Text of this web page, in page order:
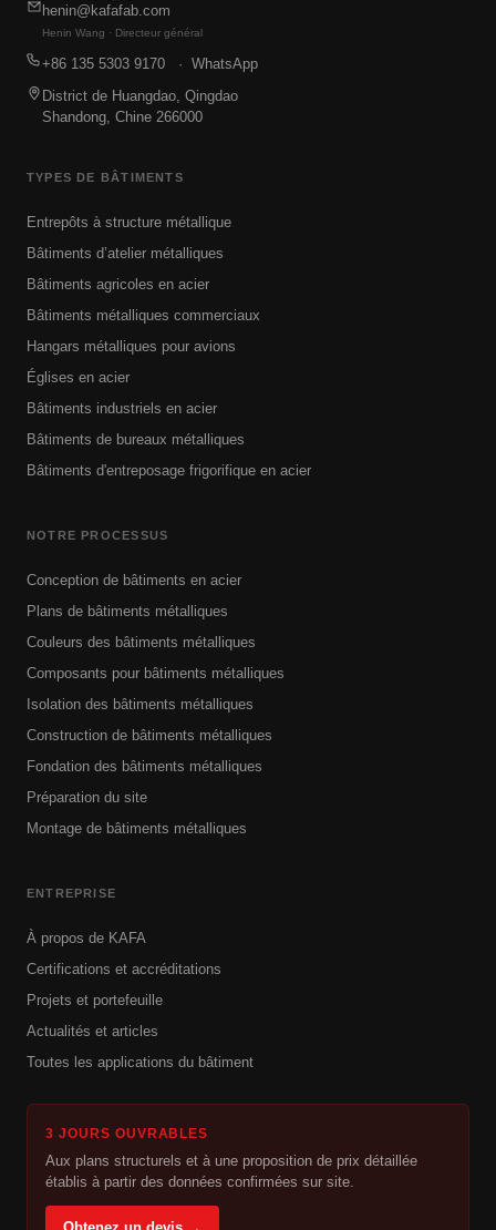
henin@kafafab.com
Henin Wang · Directeur général
+86 135 5303 9170 · WhatsApp
District de Huangdao, Qingdao
Shandong, Chine 266000
TYPES DE BÂTIMENTS
Entrepôts à structure métallique
Bâtiments d’atelier métalliques
Bâtiments agricoles en acier
Bâtiments métalliques commerciaux
Hangars métalliques pour avions
Églises en acier
Bâtiments industriels en acier
Bâtiments de bureaux métalliques
Bâtiments d'entreposage frigorifique en acier
NOTRE PROCESSUS
Conception de bâtiments en acier
Plans de bâtiments métalliques
Couleurs des bâtiments métalliques
Composants pour bâtiments métalliques
Isolation des bâtiments métalliques
Construction de bâtiments métalliques
Fondation des bâtiments métalliques
Préparation du site
Montage de bâtiments métalliques
ENTREPRISE
À propos de KAFA
Certifications et accréditations
Projets et portefeuille
Actualités et articles
Toutes les applications du bâtiment
3 JOURS OUVRABLES
Aux plans structurels et à une proposition de prix détaillée
établis à partir des données confirmées sur site.
Obtenez un devis →